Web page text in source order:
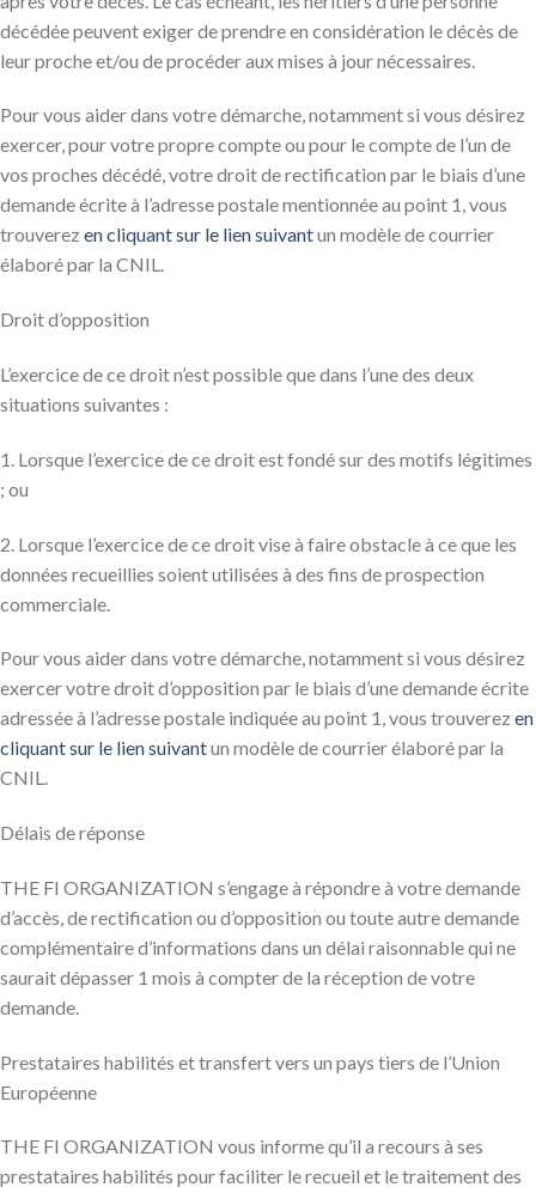
décédée peuvent exiger de prendre en considération le décès de
leur proche et/ou de procéder aux mises à jour nécessaires.
Pour vous aider dans votre démarche, notamment si vous désirez
exercer, pour votre propre compte ou pour le compte de l’un de
vos proches décédé, votre droit de rectification par le biais d’une
demande écrite à l’adresse postale mentionnée au point 1, vous
trouverez en cliquant sur le lien suivantun modèle de courrier
élaboré par la CNIL.
Droit d’opposition
L’exercice de ce droit n’est possible que dans l’une des deux
situations suivantes :
1. Lorsque l’exercice de ce droit est fondé sur des motifs légitimes
; ou
2. Lorsque l’exercice de ce droit vise à faire obstacle à ce que les
données recueillies soient utilisées à des fins de prospection
commerciale.
Pour vous aider dans votre démarche, notamment si vous désirez
exercer votre droit d’opposition par le biais d’une demande écrite
adressée à l’adresse postale indiquée au point 1, vous trouverez en
cliquant sur le lien suivantun modèle de courrier élaboré par la
CNIL.
Délais de réponse
THE FI ORGANIZATION s’engage à répondre à votre demande
d’accès, de rectification ou d’opposition ou toute autre demande
complémentaire d’informations dans un délai raisonnable qui ne
saurait dépasser 1 mois à compter de la réception de votre
demande.
Prestataires habilités et transfert vers un pays tiers de l’Union
Européenne
THE FI ORGANIZATION vous informe qu’il a recours à ses
prestataires habilités pour faciliter le recueil et le traitement des